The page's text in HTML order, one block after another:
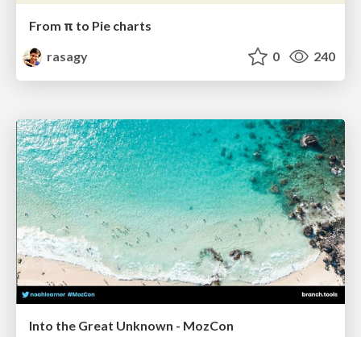
From π to Pie charts
rasagy
0 240
Into the Great Unknown - MozCon